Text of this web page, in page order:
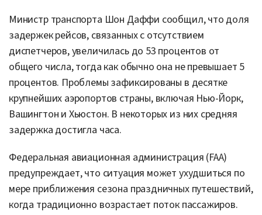
Министр транспорта Шон Даффи сообщил, что доля
задержек рейсов, связанных с отсутствием
диспетчеров, увеличилась до 53 процентов от
общего числа, тогда как обычно она не превышает 5
процентов. Проблемы зафиксированы в десятке
крупнейших аэропортов страны, включая Нью-Йорк,
Вашингтон и Хьюстон. В некоторых из них средняя
задержка достигла часа.
Федеральная авиационная администрация (FAA)
предупреждает, что ситуация может ухудшиться по
мере приближения сезона праздничных путешествий,
когда традиционно возрастает поток пассажиров.